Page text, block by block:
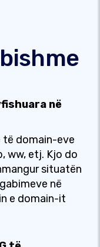
në
të domain-eve
ww, etj. Kjo do
situatën
në
e domain-it